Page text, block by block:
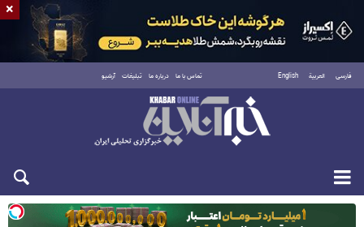
فارسی العربية English تماس با ما درباره ما تبلیغات آرشیو
یکشنبه ۱۸ مرداد ۱۴۰۵
×